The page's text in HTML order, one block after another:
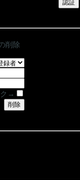
削除
ク→